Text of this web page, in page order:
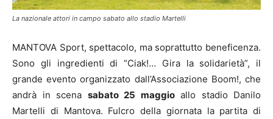
La nazionale attori in campo sabato allo stadio Martelli
MANTOVA Sport, spettacolo, ma soprattutto beneficenza.
Sono gli ingredienti di “Ciak!… Gira la solidarietà”, il
grande evento organizzato dall’Associazione Boom!, che
andrà in scena sabato 25 maggioallo stadio Danilo
Martelli di Mantova. Fulcro della giornata la partita di